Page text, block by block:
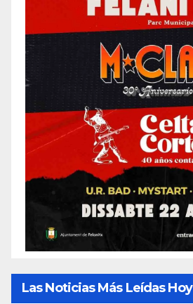
Las Noticias Más Leídas Hoy